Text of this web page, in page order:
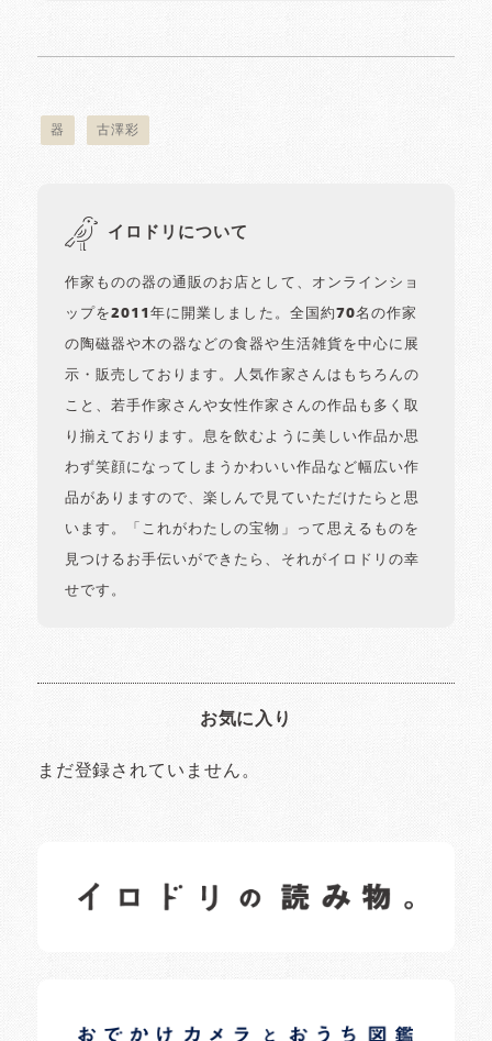
器 古澤彩
イロドリについて
作家ものの器の通販のお店として、オンラインショ
ップを2011年に開業しました。全国約70名の作家
の陶磁器や木の器などの食器や生活雑貨を中心に展
示・販売しております。人気作家さんはもちろんの
こと、若手作家さんや女性作家さんの作品も多く取
り揃えております。息を飲むように美しい作品か思
わず笑顔になってしまうかわいい作品など幅広い作
品がありますので、楽しんで見ていただけたらと思
います。「これがわたしの宝物」って思えるものを
見つけるお手伝いができたら、それがイロドリの幸
せです。
お気に入り
まだ登録されていません。
日常の様子など随時更新中です。
日常の様子など随時更新中です。